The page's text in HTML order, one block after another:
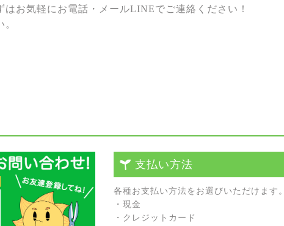
お気軽にお電話・メールLINEでご連絡ください！
支払い方法
各種お⽀払い⽅法をお選びいただけます。
・現⾦
・クレジットカード